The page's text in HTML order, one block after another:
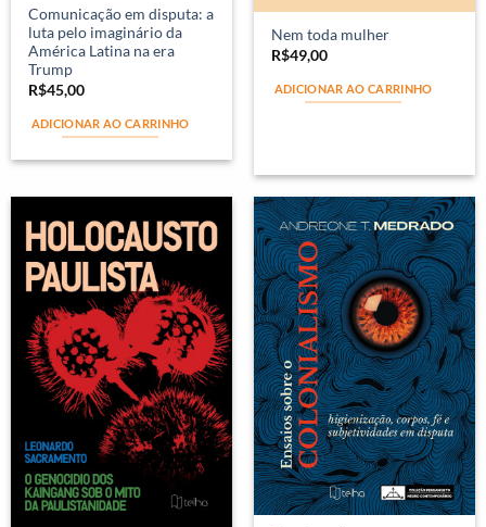
Comunicação em disputa: a
luta pelo imaginário da
América Latina na era
Trump
R$45,00
ADICIONAR AO CARRINHO
Nem toda mulher
R$49,00
ADICIONAR AO CARRINHO